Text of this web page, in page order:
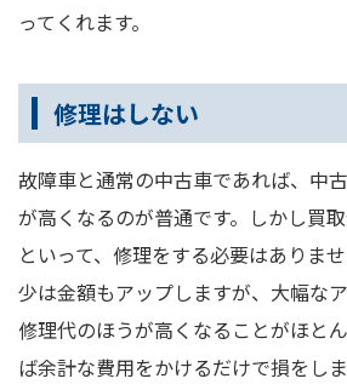
ってくれます。
修理はしない
故障車と通常の中古車であれば、中
が高くなるのが普通です。しかし買
といって、修理をする必要はありま
少は金額もアップしますが、大幅な
修理代のほうが高くなることがほと
ば余計な費用をかけるだけで損をし